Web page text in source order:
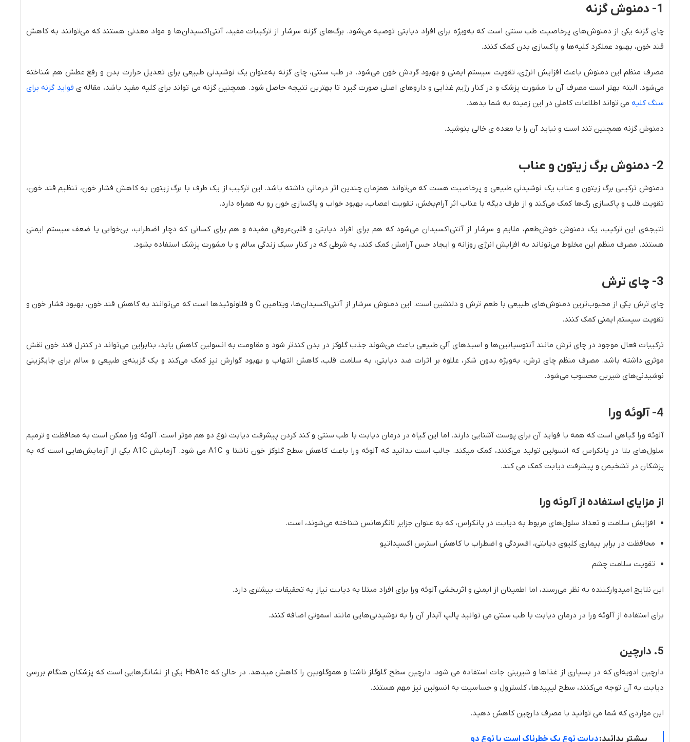
1- دمنوش گزنه
چای گزنه یکی از دمنوش‌های پرخاصیت طب سنتی است که به‌ویژه برای افراد دیابتی توصیه می‌شود. برگ‌های گزنه سرشار از ترکیبات مفید، آنتی‌اکسیدان‌ها و مواد معدنی هستند که می‌توانند به کاهش
قند خون، بهبود عملکرد کلیه‌ها و پاکسازی بدن کمک کنند.
مصرف منظم این دمنوش باعث افزایش انرژی، تقویت سیستم ایمنی و بهبود گردش خون می‌شود. در طب سنتی، چای گزنه به‌عنوان یک نوشیدنی طبیعی برای تعدیل حرارت بدن و رفع عطش هم شناخته
می‌شود. البته بهتر است مصرف آن با مشورت پزشک و در کنار رژیم غذایی و داروهای اصلی صورت گیرد تا بهترین نتیجه حاصل شود. همچنین گزنه می تواند برای کلیه مفید باشد، مقاله ی فواید گزنه برای
سنگ کلیه می تواند اطلاعات کاملی در این زمینه به شما بدهد.
دمنوش گزنه همچنین تند است و نباید آن را با معده ی خالی بنوشید.
2- دمنوش برگ زیتون و عناب
دمنوش ترکیبی برگ زیتون و عناب یک نوشیدنی طبیعی و پرخاصیت هست که می‌تواند همزمان چندین اثر درمانی داشته باشد. این ترکیب از یک طرف با برگ زیتون به کاهش فشار خون، تنظیم قند خون،
تقویت قلب و پاکسازی رگ‌ها کمک می‌کند و از طرف دیگه با عناب اثر آرام‌بخش، تقویت اعصاب، بهبود خواب و پاکسازی خون رو به همراه دارد.
نتیجه‌ی این ترکیب، یک دمنوش خوش‌طعم، ملایم و سرشار از آنتی‌اکسیدان می‌شود که هم برای افراد دیابتی و قلبی‌عروقی مفیده و هم برای کسانی که دچار اضطراب، بی‌خوابی یا ضعف سیستم ایمنی
هستند. مصرف منظم این مخلوط می‌توناند به افزایش انرژی روزانه و ایجاد حس آرامش کمک کند، به شرطی که در کنار سبک زندگی سالم و با مشورت پزشک استفاده بشود.
3- چای ترش
چای ترش یکی از محبوب‌ترین دمنوش‌های طبیعی با طعم ترش و دلنشین است. این دمنوش سرشار از آنتی‌اکسیدان‌ها، ویتامین C و فلاونوئیدها است که می‌توانند به کاهش قند خون، بهبود فشار خون و
تقویت سیستم ایمنی کمک کنند.
ترکیبات فعال موجود در چای ترش مانند آنتوسیانین‌ها و اسیدهای آلی طبیعی باعث می‌شوند جذب گلوکز در بدن کندتر شود و مقاومت به انسولین کاهش یابد، بنابراین می‌تواند در کنترل قند خون نقش
موثری داشته باشد. مصرف منظم چای ترش، به‌ویژه بدون شکر، علاوه بر اثرات ضد دیابتی، به سلامت قلب، کاهش التهاب و بهبود گوارش نیز کمک می‌کند و یک گزینه‌ی طبیعی و سالم برای جایگزینی
نوشیدنی‌های شیرین محسوب می‌شود.
4- آلوئه ورا
آلوئه ورا گیاهی است که همه با فواید آن برای پوست آشنایی دارند. اما این گیاه در درمان دیابت با طب سنتی و کند کردن پیشرفت دیابت نوع دو هم موثر است. آلوئه ورا ممکن است به محافظت و ترمیم
سلول‌های بتا در پانکراس که انسولین تولید می‌کنند، کمک میکند. جالب است بدانید که آلوئه ورا باعث کاهش سطح گلوکز خون ناشتا و A1C می شود. آزمایش A1C یکی از آزمایش‌هایی است که به
پزشکان در تشخیص و پیشرفت دیابت کمک می کند.
از مزایای استفاده از آلوئه ورا
افزایش سلامت و تعداد سلول‌های مربوط به دیابت در پانکراس، که به عنوان جزایر لانگرهانس شناخته می‌شوند، است.
محافظت در برابر بیماری کلیوی دیابتی، افسردگی و اضطراب با کاهش استرس اکسیداتیو
تقویت سلامت چشم
این نتایج امیدوارکننده به نظر می‌رسند، اما اطمینان از ایمنی و اثربخشی آلوئه ورا برای افراد مبتلا به دیابت نیاز به تحقیقات بیشتری دارد.
برای استفاده از آلوئه ورا در درمان دیابت با طب سنتی می توانید پالپ آبدار آن را به نوشیدنی‌هایی مانند اسموتی اضافه کنند.
5. دارچین
دارچین ادویه‌ای که در بسیاری از غذاها و شیرینی جات استفاده می شود. دارچین سطح گلوگلز ناشتا و هموگلوبین را کاهش میدهد. در حالی که HbA1c یکی از نشانگرهایی است که پزشکان هنگام بررسی
دیابت به آن توجه می‌کنند، سطح لیپیدها، کلسترول و حساسیت به انسولین نیز مهم هستند.
این مواردی که شما می توانید با مصرف دارچین کاهش دهید.
بیشتر بدانید:دیابت نوع یک خطرناک است یا نوع دو